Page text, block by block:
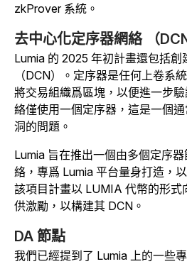
zkProver 系統。
去中心化定序器網絡 （DCN
Lumia 的 2025 年初計畫還包括
（DCN）。定序器是任何上卷系
將交易組織爲區塊，以便進一步
絡僅使用一個定序器，這是一個
洞的問題。
Lumia 旨在推出一個由多個定序
絡，專爲 Lumia 平台量身打造，
該項目計畫以 LUMIA 代幣的形式
供激勵，以構建其 DCN。
DA 節點
我們已經提到了 Lumia 上的一些